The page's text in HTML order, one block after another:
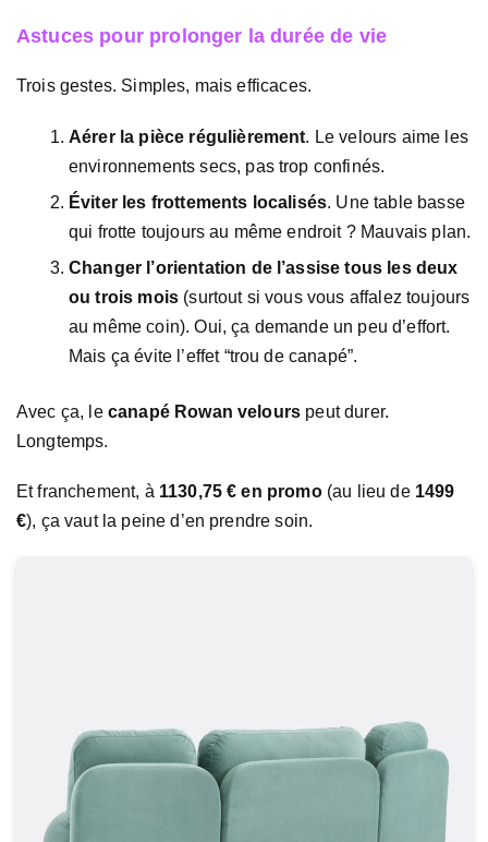
Astuces pour prolonger la durée de vie
Trois gestes. Simples, mais efficaces.
Aérer la pièce régulièrement. Le velours aime les
environnements secs, pas trop confinés.
Éviter les frottements localisés. Une table basse
qui frotte toujours au même endroit ? Mauvais plan.
Changer l’orientation de l’assise tous les deux
ou trois mois (surtout si vous vous affalez toujours
au même coin). Oui, ça demande un peu d’effort.
Mais ça évite l’effet “trou de canapé”.
Avec ça, le canapé Rowan velours peut durer.
Longtemps.
Et franchement, à 1130,75 € en promo(au lieu de 1499
€), ça vaut la peine d’en prendre soin.